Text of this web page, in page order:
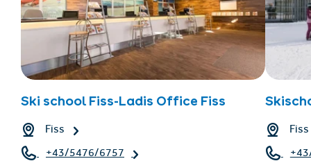
Ski school Fiss-Ladis Office Fiss
Fiss
+43/5476/6757
Fiss